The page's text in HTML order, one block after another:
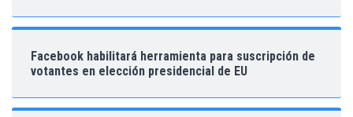
Facebook habilitará herramienta para suscripción de
votantes en elección presidencial de EU